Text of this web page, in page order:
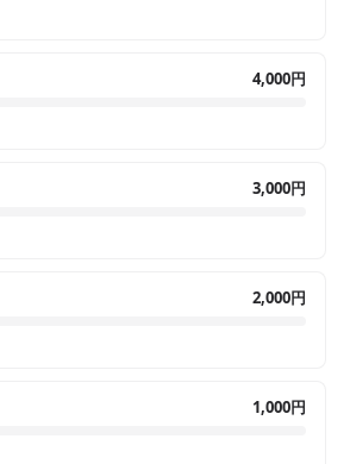
4,000円
3,000円
2,000円
1,000円